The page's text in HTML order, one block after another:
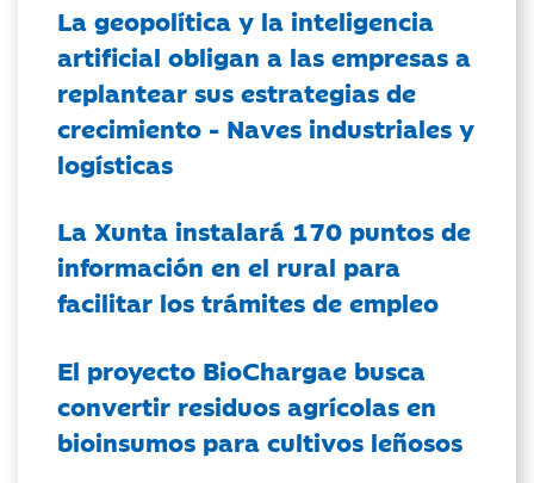
La geopolítica y la inteligencia
artificial obligan a las empresas a
replantear sus estrategias de
crecimiento - Naves industriales y
logísticas
La Xunta instalará 170 puntos de
información en el rural para
facilitar los trámites de empleo
El proyecto BioChargae busca
convertir residuos agrícolas en
bioinsumos para cultivos leñosos